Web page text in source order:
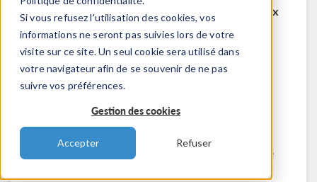
Si vous refusez l'utilisation des cookies, vos
informations ne seront pas suivies lors de votre
visite sur ce site. Un seul cookie sera utilisé dans
votre navigateur afin de se souvenir de ne pas
suivre vos préférences.
Gestion des cookies
Accepter Refuser
COMSOL Access est un service disponible aux
utilisateurs et contacts.
Bénéfices:
Modifier les informations de contact et de
Contacter le support technique
Voir les inscriptions aux évènements à venir
Accéder à COMSOL Exchange - partage de